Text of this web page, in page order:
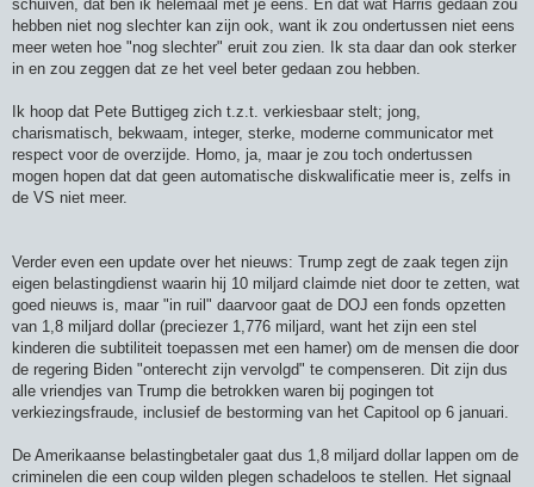
i
c
h
t
schuiven, dat ben ik helemaal met je eens. En dat wat Harris gedaan zou
hebben niet nog slechter kan zijn ook, want ik zou ondertussen niet eens
meer weten hoe "nog slechter" eruit zou zien. Ik sta daar dan ook sterker
in en zou zeggen dat ze het veel beter gedaan zou hebben.
Ik hoop dat Pete Buttigeg zich t.z.t. verkiesbaar stelt; jong,
charismatisch, bekwaam, integer, sterke, moderne communicator met
respect voor de overzijde. Homo, ja, maar je zou toch ondertussen
mogen hopen dat dat geen automatische diskwalificatie meer is, zelfs in
de VS niet meer.
Verder even een update over het nieuws: Trump zegt de zaak tegen zijn
eigen belastingdienst waarin hij 10 miljard claimde niet door te zetten, wat
goed nieuws is, maar "in ruil" daarvoor gaat de DOJ een fonds opzetten
van 1,8 miljard dollar (preciezer 1,776 miljard, want het zijn een stel
kinderen die subtiliteit toepassen met een hamer) om de mensen die door
de regering Biden "onterecht zijn vervolgd" te compenseren. Dit zijn dus
alle vriendjes van Trump die betrokken waren bij pogingen tot
verkiezingsfraude, inclusief de bestorming van het Capitool op 6 januari.
De Amerikaanse belastingbetaler gaat dus 1,8 miljard dollar lappen om de
criminelen die een coup wilden plegen schadeloos te stellen. Het signaal